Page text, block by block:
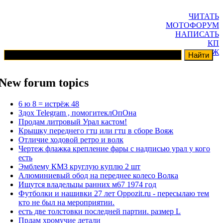
ЧИТАТЬ
МОТОФОРУМ
НАПИСАТЬ
КП
ГАРАЖ
forum topics
6 ю 8 = истрёж 48
Здох Telegram , помогитеклОпОна
Продам литровый Урал кастом!
Крышку переднего гтц или гтц в сборе Вояж
Отличие ходовой ретро и волк
Чертеж флажка крепление фары с надписью урал у кого
есть
Эмблему КМЗ круглую куплю 2 шт
Алюминиевый обод на переднее колесо Волка
Ищутся владельцы ранних м67 1974 год
Футболки и нашивки 27 лет Oppozit.ru - пересылаю тем
кто не был на мероприятии.
есть две толстовки последней партии. размер L
Прдам хромучие детали